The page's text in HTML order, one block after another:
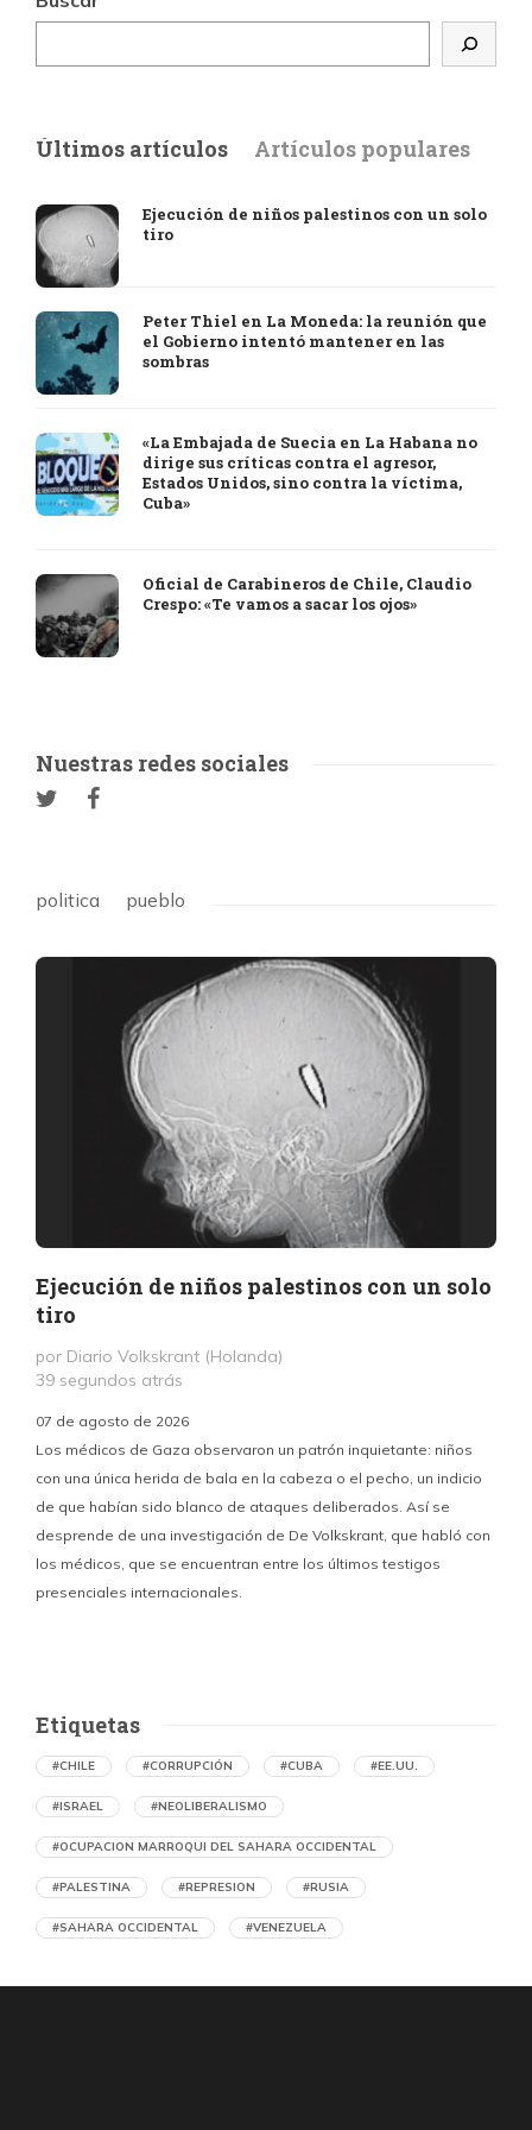
Últimos artículos Artículos populares
Ejecución de niños palestinos con un solo
tiro
Peter Thiel en La Moneda: la reunión que
el Gobierno intentó mantener en las
sombras
«La Embajada de Suecia en La Habana no
dirige sus críticas contra el agresor,
Estados Unidos, sino contra la víctima,
Cuba»
Oficial de Carabineros de Chile, Claudio
Crespo: «Te vamos a sacar los ojos»
Nuestras redes sociales
politica pueblo
Ejecución de niños palestinos con un solo
tiro
por Diario Volkskrant (Holanda)
39 segundos atrás
07 de agosto de 2026
Los médicos de Gaza observaron un patrón inquietante: niños
con una única herida de bala en la cabeza o el pecho, un indicio
de que habían sido blanco de ataques deliberados. Así se
desprende de una investigación de De Volkskrant, que habló con
los médicos, que se encuentran entre los últimos testigos
presenciales internacionales.
Ejecución de niños palestinos con un solo
Etiquetas
#CHILE #CORRUPCIÓN #CUBA #EE.UU.
#ISRAEL #NEOLIBERALISMO
#OCUPACION MARROQUI DEL SAHARA OCCIDENTAL
#PALESTINA #REPRESION #RUSIA
#SAHARA OCCIDENTAL #VENEZUELA